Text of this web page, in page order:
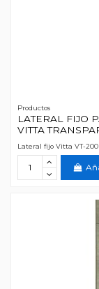
Productos
LATERAL FIJO
VITTA
Lateral fijo Vitta VT-